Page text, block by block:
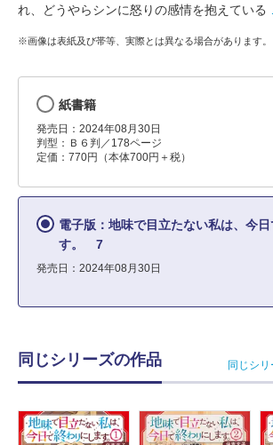
れ、どうやらシンに怒りの感情を抱えている
※画像は表紙及び帯等、実際とは異なる場合があります。
紙書籍
発売日：2024年08月30日
判型：Ｂ６判／178ページ
定価：770円（本体700円＋税）
電子版：地味で目立たない私は、今日
す。 7
発売日：2024年08月30日
同じシリーズの作品 同じシ